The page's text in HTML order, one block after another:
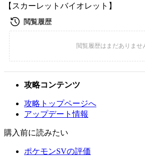
【スカーレットバイオレット】
攻略コンテンツ
攻略トップページへ
アップデート情報
購入前に読みたい
ポケモンSVの評価